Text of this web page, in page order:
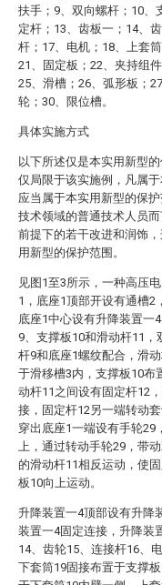
扶手；9、双向螺杆；10、
定杆；13、齿板一；14、
杆；17、电机；18、上套
21、固定板；22、夹持组
25、滑槽；26、弧形板；
轮；30、限位槽。
具体实施方式
以下所述仅是本实用新型
仅局限于该实施例，凡属
应当属于本实用新型的保
技术领域的普通技术人员
前提下的若干改进和润饰
用新型的保护范围。
见图1至3所示，一种高压
1，底座1顶部开设有通槽2
底座1中心设有升降装置一
9、支撑板10和滑动杆11
杆9和底座1螺纹配合，滑
于滑移槽3内，支撑板10布
动杆11之间设有固定杆12
接，固定杆12另一端转动
穿出底座1一端设有手轮29
上，通过转动手轮29，带
的滑动杆11相反运动，使
板10向上运动。
升降装置一4顶部设有升降
装置一4固定连接，升降装
14、齿轮15、连接杆16、
下套筒19固接布置于支撑